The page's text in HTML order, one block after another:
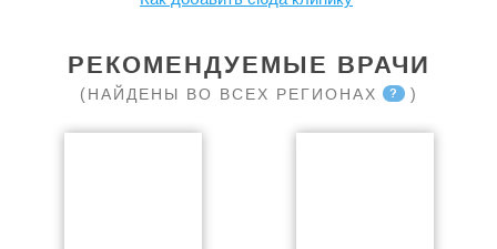
РЕКОМЕНДУЕМЫЕ ВРАЧИ
(НАЙДЕНЫ ВО ВСЕХ РЕГИОНАХ ? )